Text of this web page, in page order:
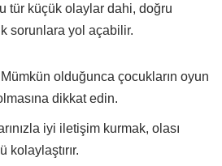
tür küçük olaylar dahi, doğru
sorunlara yol açabilir.
Mümkün olduğunca çocukların oyun
dikkat edin.
iyi iletişim kurmak, olası
kolaylaştırır.